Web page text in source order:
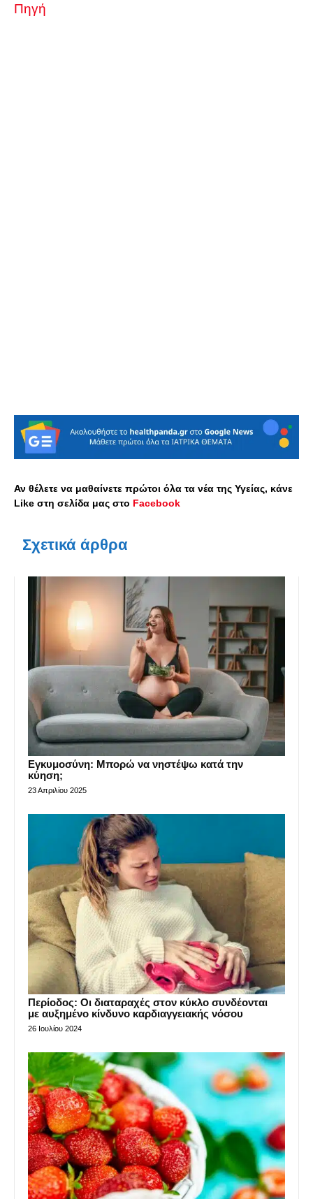
Πηγή
Αν θέλετε να μαθαίνετε πρώτοι όλα τα νέα της Υγείας, κάνε
Like στη σελίδα μας στο Facebook
Σχετικά άρθρα
Εγκυμοσύνη: Μπορώ να νηστέψω κατά την
κύηση;
23 Απριλίου 2025
Περίοδος: Οι διαταραχές στον κύκλο συνδέονται
με αυξημένο κίνδυνο καρδιαγγειακής νόσου
26 Ιουλίου 2024